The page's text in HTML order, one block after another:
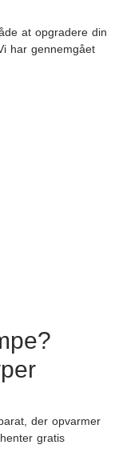
at opgradere din
har gennemgået
der opvarmer
gratis